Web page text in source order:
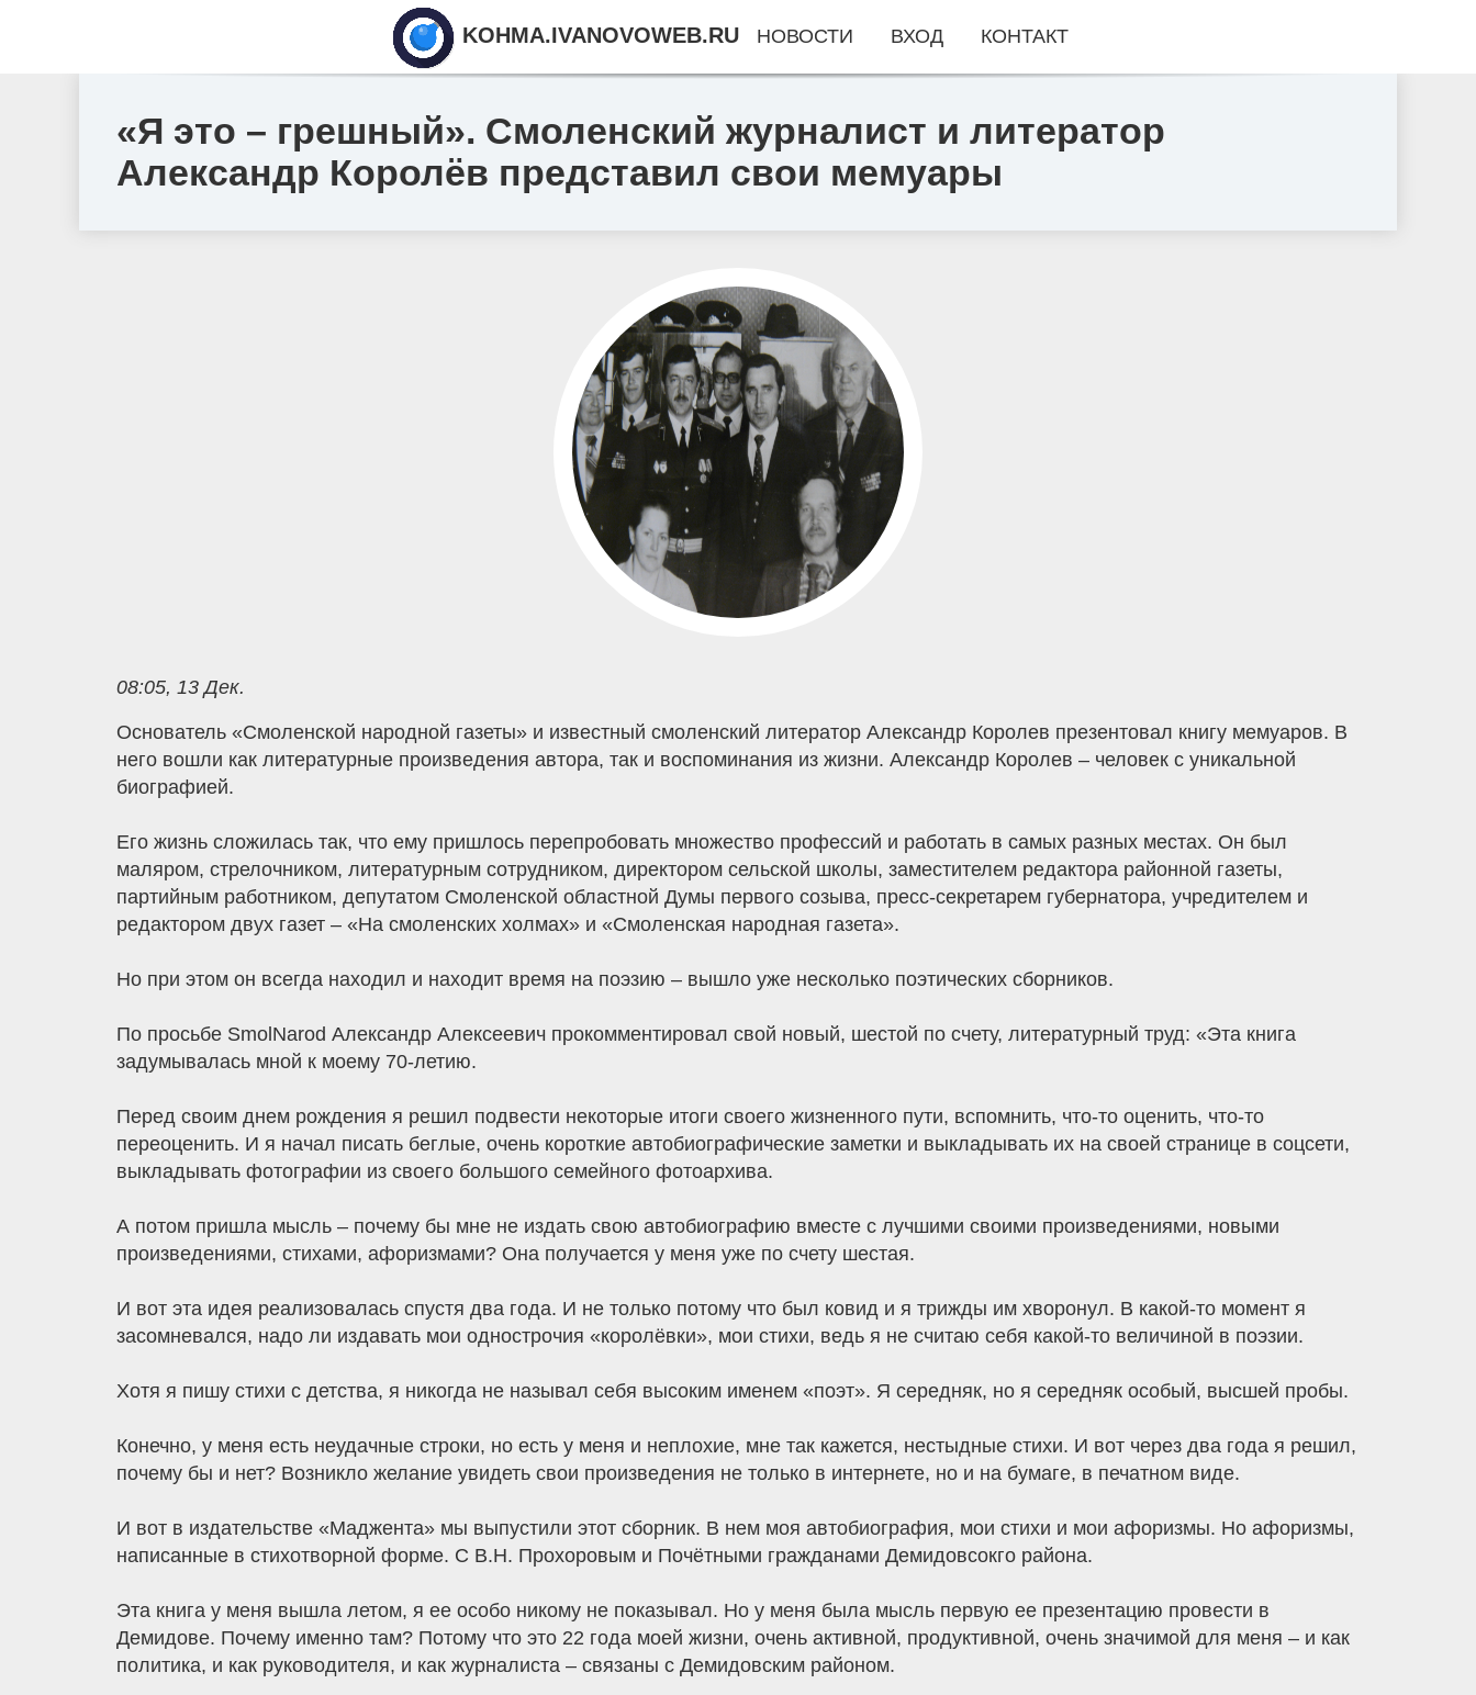
«Я это – грешный». Смоленский журналист и литератор
Александр Королёв представил свои мемуары
08:05, 13 Дек.
Основатель «Смоленской народной газеты» и известный смоленский литератор Александр Королев презентовал книгу мемуаров. В
него вошли как литературные произведения автора, так и воспоминания из жизни. Александр Королев – человек с уникальной
биографией.
Его жизнь сложилась так, что ему пришлось перепробовать множество профессий и работать в самых разных местах. Он был
маляром, стрелочником, литературным сотрудником, директором сельской школы, заместителем редактора районной газеты,
партийным работником, депутатом Смоленской областной Думы первого созыва, пресс-секретарем губернатора, учредителем и
редактором двух газет – «На смоленских холмах» и «Смоленская народная газета».
Но при этом он всегда находил и находит время на поэзию – вышло уже несколько поэтических сборников.
По просьбе SmolNarod Александр Алексеевич прокомментировал свой новый, шестой по счету, литературный труд: «Эта книга
задумывалась мной к моему 70-летию.
Перед своим днем рождения я решил подвести некоторые итоги своего жизненного пути, вспомнить, что-то оценить, что-то
переоценить. И я начал писать беглые, очень короткие автобиографические заметки и выкладывать их на своей странице в соцсети,
выкладывать фотографии из своего большого семейного фотоархива.
А потом пришла мысль – почему бы мне не издать свою автобиографию вместе с лучшими своими произведениями, новыми
произведениями, стихами, афоризмами? Она получается у меня уже по счету шестая.
И вот эта идея реализовалась спустя два года. И не только потому что был ковид и я трижды им хворонул. В какой-то момент я
засомневался, надо ли издавать мои однострочия «королёвки», мои стихи, ведь я не считаю себя какой-то величиной в поэзии.
Хотя я пишу стихи с детства, я никогда не называл себя высоким именем «поэт». Я середняк, но я середняк особый, высшей пробы.
Конечно, у меня есть неудачные строки, но есть у меня и неплохие, мне так кажется, нестыдные стихи. И вот через два года я решил,
почему бы и нет? Возникло желание увидеть свои произведения не только в интернете, но и на бумаге, в печатном виде.
И вот в издательстве «Маджента» мы выпустили этот сборник. В нем моя автобиография, мои стихи и мои афоризмы. Но афоризмы,
написанные в стихотворной форме. С В.Н. Прохоровым и Почётными гражданами Демидовсокго района.
Эта книга у меня вышла летом, я ее особо никому не показывал. Но у меня была мысль первую ее презентацию провести в
Демидове. Почему именно там? Потому что это 22 года моей жизни, очень активной, продуктивной, очень значимой для меня – и как
политика, и как руководителя, и как журналиста – связаны с Демидовским районом.
KOHMA.IVANOVOWEB.RU НОВОСТИ ВХОД КОНТАКТ